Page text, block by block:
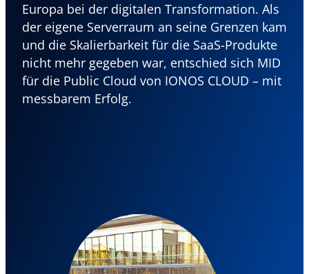
Europa bei der digitalen Transformation. Als
der eigene Serverraum an seine Grenzen kam
und die Skalierbarkeit für die SaaS-Produkte
nicht mehr gegeben war, entschied sich MID
für die Public Cloud von IONOS CLOUD – mit
messbarem Erfolg.